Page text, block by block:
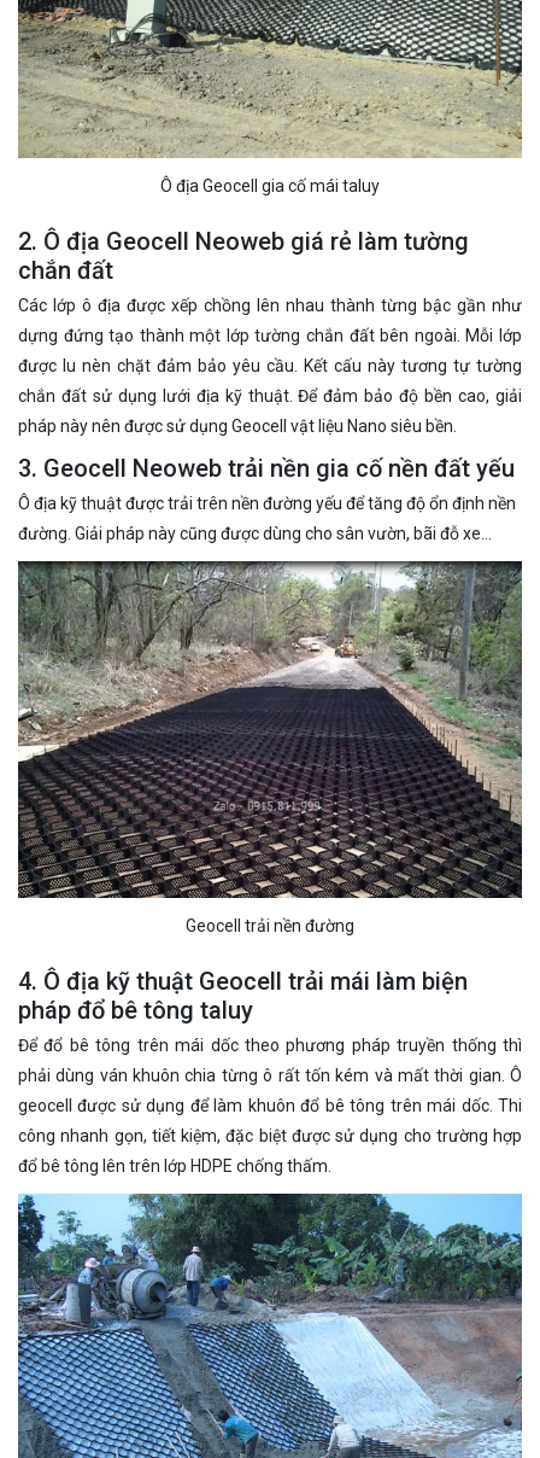
Ô địa Geocell gia cố mái taluy
2. Ô địa Geocell Neoweb giá rẻ làm tường
chắn đất
Các lớp ô địa được xếp chồng lên nhau thành từng bậc gần như
dựng đứng tạo thành một lớp tường chắn đất bên ngoài. Mỗi lớp
được lu nèn chặt đảm bảo yêu cầu. Kết cấu này tương tự tường
chắn đất sử dụng lưới địa kỹ thuật. Để đảm bảo độ bền cao, giải
pháp này nên được sử dụng Geocell vật liệu Nano siêu bền.
3. Geocell Neoweb trải nền gia cố nền đất yếu
Ô địa kỹ thuật được trải trên nền đường yếu để tăng độ ổn định nền
đường. Giải pháp này cũng được dùng cho sân vườn, bãi đỗ xe…
Geocell trải nền đường
4. Ô địa kỹ thuật Geocell trải mái làm biện
pháp đổ bê tông taluy
Để đổ bê tông trên mái dốc theo phương pháp truyền thống thì
phải dùng ván khuôn chia từng ô rất tốn kém và mất thời gian. Ô
geocell được sử dụng để làm khuôn đổ bê tông trên mái dốc. Thi
công nhanh gọn, tiết kiệm, đặc biệt được sử dụng cho trường hợp
đổ bê tông lên trên lớp HDPE chống thấm.